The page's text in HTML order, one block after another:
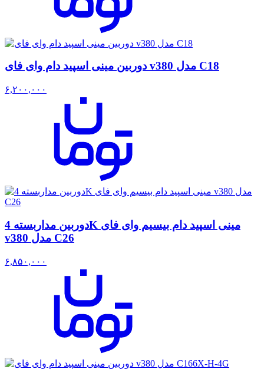
دوربین مینی اسپید دام وای فای v380 مدل C18
۶,۲۰۰,۰۰۰
دوربین مداربسته 4K مینی اسپید دام بیسیم وای فای
v380 مدل C26
۶,۸۵۰,۰۰۰